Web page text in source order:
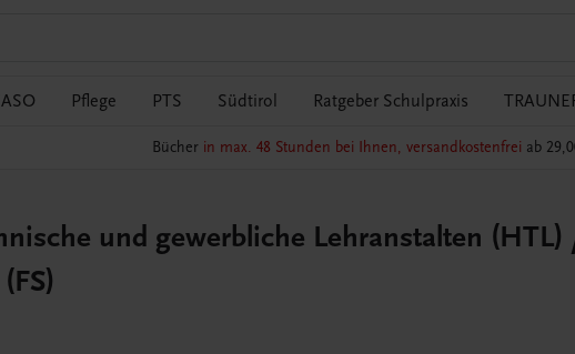
Pflege PTS Südtirol Ratgeber Schulpraxis
Bücher in max. 48 Stunden bei Ihnen, versandkostenfrei ab
und gewerbliche Lehranstalten (HTL)